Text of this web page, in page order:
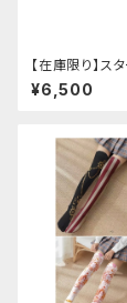
【在庫限り】ス
アンブレラ
¥6,500